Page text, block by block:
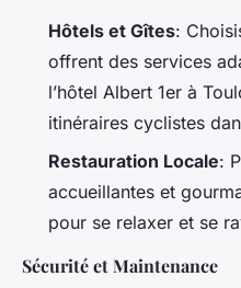
Hôtels et Gîtes:
offrent des services
l’hôtel Albert 1er à
itinéraires cyclistes
Restauration Locale:
accueillantes et
pour se relaxer et se
Sécurité et Maintenance